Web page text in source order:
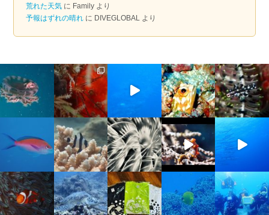
荒れた天気 に Family より
予報はずれの晴れ に DIVEGLOBAL より